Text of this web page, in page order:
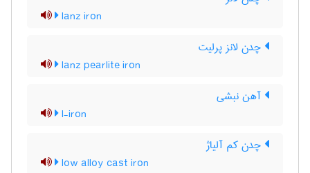
lanz iron
چدن لانز پرلیت
lanz pearlite iron
آهن نبشی
l-iron
چدن کم آلیاژ
low alloy cast iron